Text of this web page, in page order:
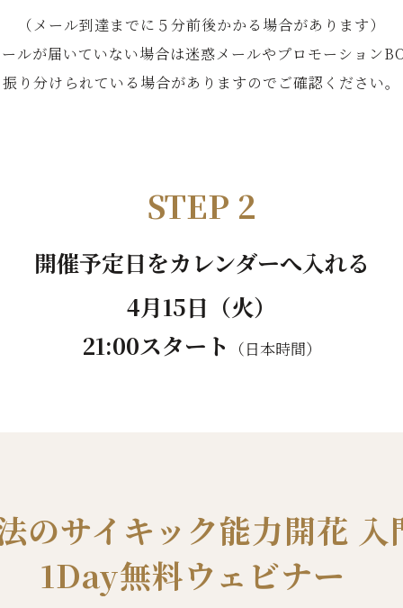
（メール到達までに５分前後かかる場合があります）
ルが届いていない場合は迷惑メールやプロモーション
振り分けられている場合がありますのでご確認ください。
STEP 2
開催予定日をカレンダーへ入れる
4月15日（火）
21:00スタート
（日本時間）
のサイキック能力開花 入
1Day無料ウェビナー